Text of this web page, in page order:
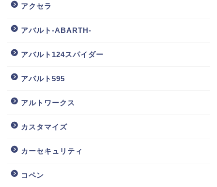
アクセラ
アバルト-ABARTH-
アバルト124スパイダー
アバルト595
アルトワークス
カスタマイズ
カーセキュリティ
コペン